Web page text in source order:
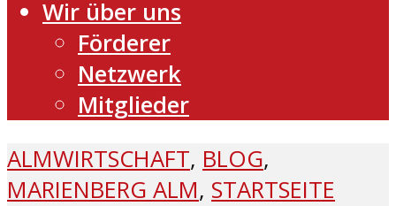
Wir über uns
Förderer
Netzwerk
Mitglieder
ALMWIRTSCHAFT, BLOG,
MARIENBERG ALM, STARTSEITE